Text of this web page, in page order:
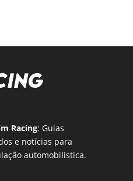
Racing: Guias
e notícias para
automobilística.